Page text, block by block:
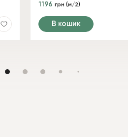
1196 грн (м/2)
В кошик